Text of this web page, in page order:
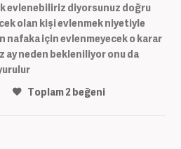
evlenebiliriz diyorsunuz doğru
olan kişi evlenmek niyetiyle
nafaka için evlenmeyecek o karar
ay neden bekleniliyor onu da
Toplam2beğeni